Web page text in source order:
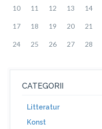
10 11 12 13 14
17 18 19 20 21
24 25 26 27 28
CATEGORII
Litteratur
Konst